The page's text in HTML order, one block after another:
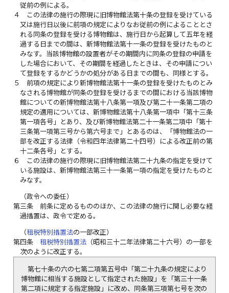
従前の例による。
４
この法律の施行の際現に旧博物館法第十条の登録を受けている
又は施行日以後に前項の規定によりなお従前の例によることとさ
れる同条の登録を受ける博物館は、施行日から起算して五年を経
過する日までの間は、新博物館法第十一条の登録を受けたものと
みなす。当該博物館の設置者がその期間内に同条の登録の申請を
した場合において、その期間を経過したときは、その申請につい
て登録をするかどうかの処分がある日までの間も、同様とする。
５
前項の規定により新博物館法第十一条の登録を受けたものとみ
なされる博物館が同条の登録を受けるまでの間における当該博物
館についての新博物館法第十八条第一項及び第二十一条第二項の
規定の適用については、新博物館法第十八条第一項中「第十三条
第一項各号」とあり、及び新博物館法第二十一条第二項中「第十
三条第一項第三号から第六号まで」とあるのは、「博物館法の一
部を改正する法律（令和四年法律第二十四号）による改正前の第
十二条各号」とする。
６
この法律の施行の際現に旧博物館法第二十九条の指定を受けて
いる施設は、新博物館法第三十一条第一項の指定を受けたものと
みなす。
（政令への委任）
第三条
前条に定めるもののほか、この法律の施行に関し必要な経
過措置は、政令で定める。
（租税特別措置法の一部改正）
第四条
租税特別措置法 （昭和三十二年法律第二十六号）の一部を
次のように改正する。
第七十条の六の七第二項第五号中「第二十九条の規定により
博物館に相当する施設として指定された施設」を「第三十一条
第二項に規定する指定施設」に改め、同条第三項第七号を次の